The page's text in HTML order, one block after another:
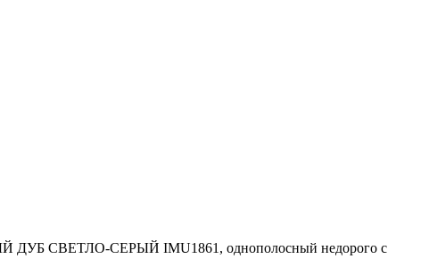
ДУБ СВЕТЛО-СЕРЫЙ IMU1861, однополосный недорого с